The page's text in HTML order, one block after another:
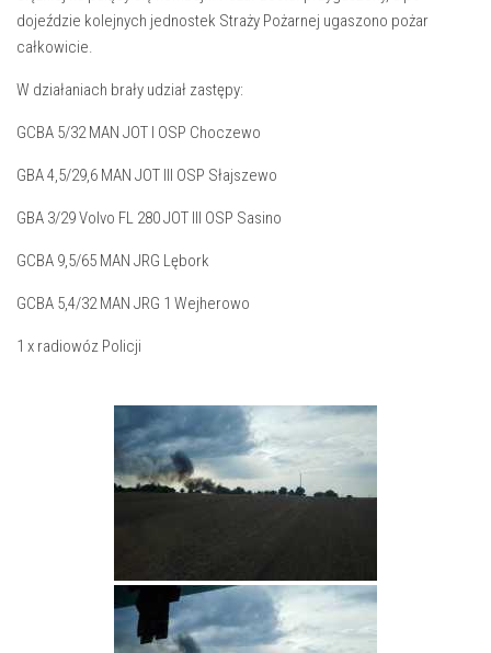
dojeździe kolejnych jednostek Straży Pożarnej ugaszono pożar
całkowicie.
W działaniach brały udział zastępy:
GCBA 5/32 MAN JOT I OSP Choczewo
GBA 4,5/29,6 MAN JOT III OSP Słajszewo
GBA 3/29 Volvo FL 280 JOT III OSP Sasino
GCBA 9,5/65 MAN JRG Lębork
GCBA 5,4/32 MAN JRG 1 Wejherowo
1 x radiowóz Policji